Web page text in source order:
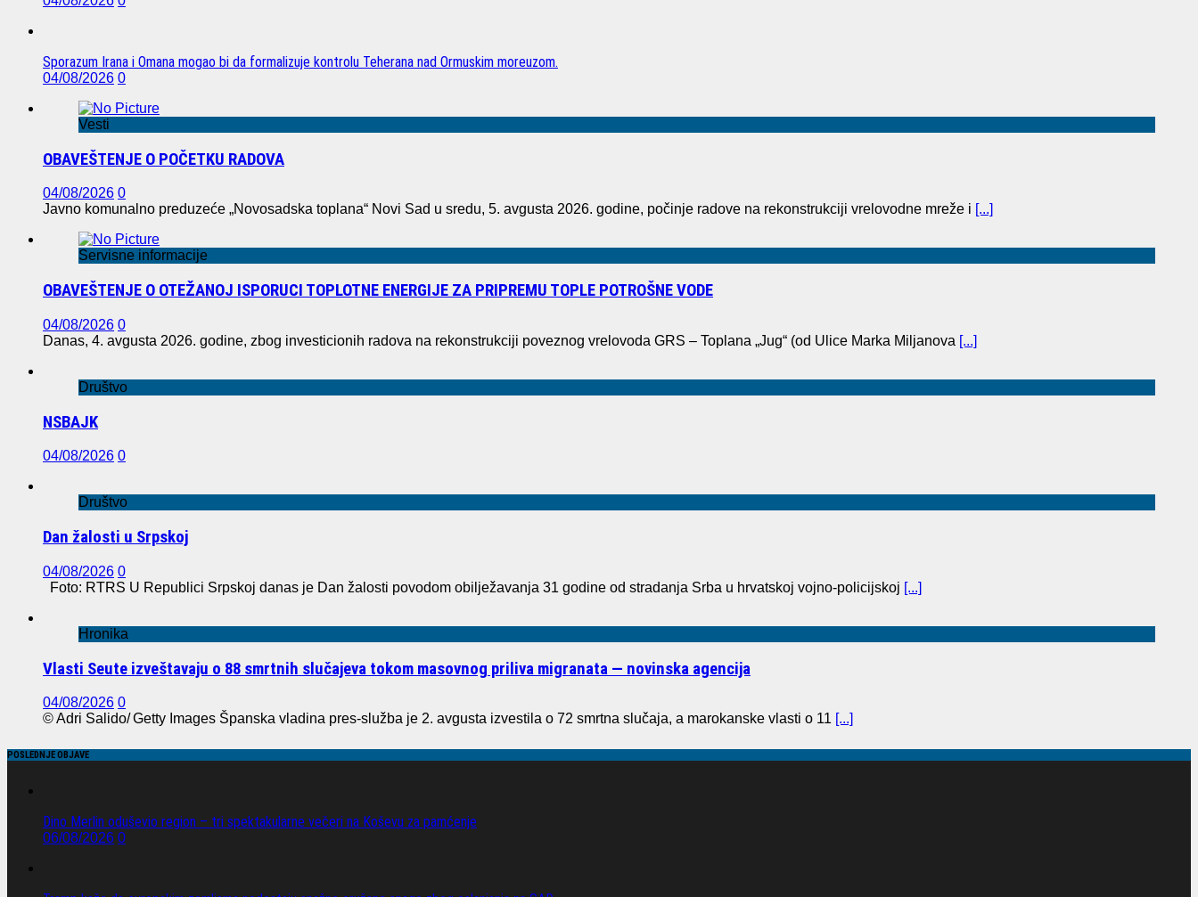
Sporazum Irana i Omana mogao bi da formalizuje kontrolu Teherana nad Ormuskim moreuzom.
04/08/2026 0
Vesti
OBAVEŠTENJE O POČETKU RADOVA
04/08/2026 0
Javno komunalno preduzeće „Novosadska toplana“ Novi Sad u sredu, 5. avgusta 2026. godine, počinje radove na rekonstrukciji vrelovodne mreže i [...]
Servisne informacije
OBAVEŠTENJE O OTEŽANOJ ISPORUCI TOPLOTNE ENERGIJE ZA PRIPREMU TOPLE POTROŠNE VODE
04/08/2026 0
Danas, 4. avgusta 2026. godine, zbog investicionih radova na rekonstrukciji poveznog vrelovoda GRS – Toplana „Jug“ (od Ulice Marka Miljanova [...]
Društvo
NSBAJK
04/08/2026 0
Društvo
Dan žalosti u Srpskoj
04/08/2026 0
Foto: RTRS U Republici Srpskoj danas je Dan žalosti povodom obilježavanja 31 godine od stradanja Srba u hrvatskoj vojno-policijskoj [...]
Hronika
Vlasti Seute izveštavaju o 88 smrtnih slučajeva tokom masovnog priliva migranata — novinska agencija
04/08/2026 0
© Adri Salido/ Getty Images Španska vladina pres-služba je 2. avgusta izvestila o 72 smrtna slučaja, a marokanske vlasti o 11 [...]
POSLEDNJE OBJAVE
Dino Merlin oduševio region – tri spektakularne večeri na Koševu za pamćenje
06/08/2026 0